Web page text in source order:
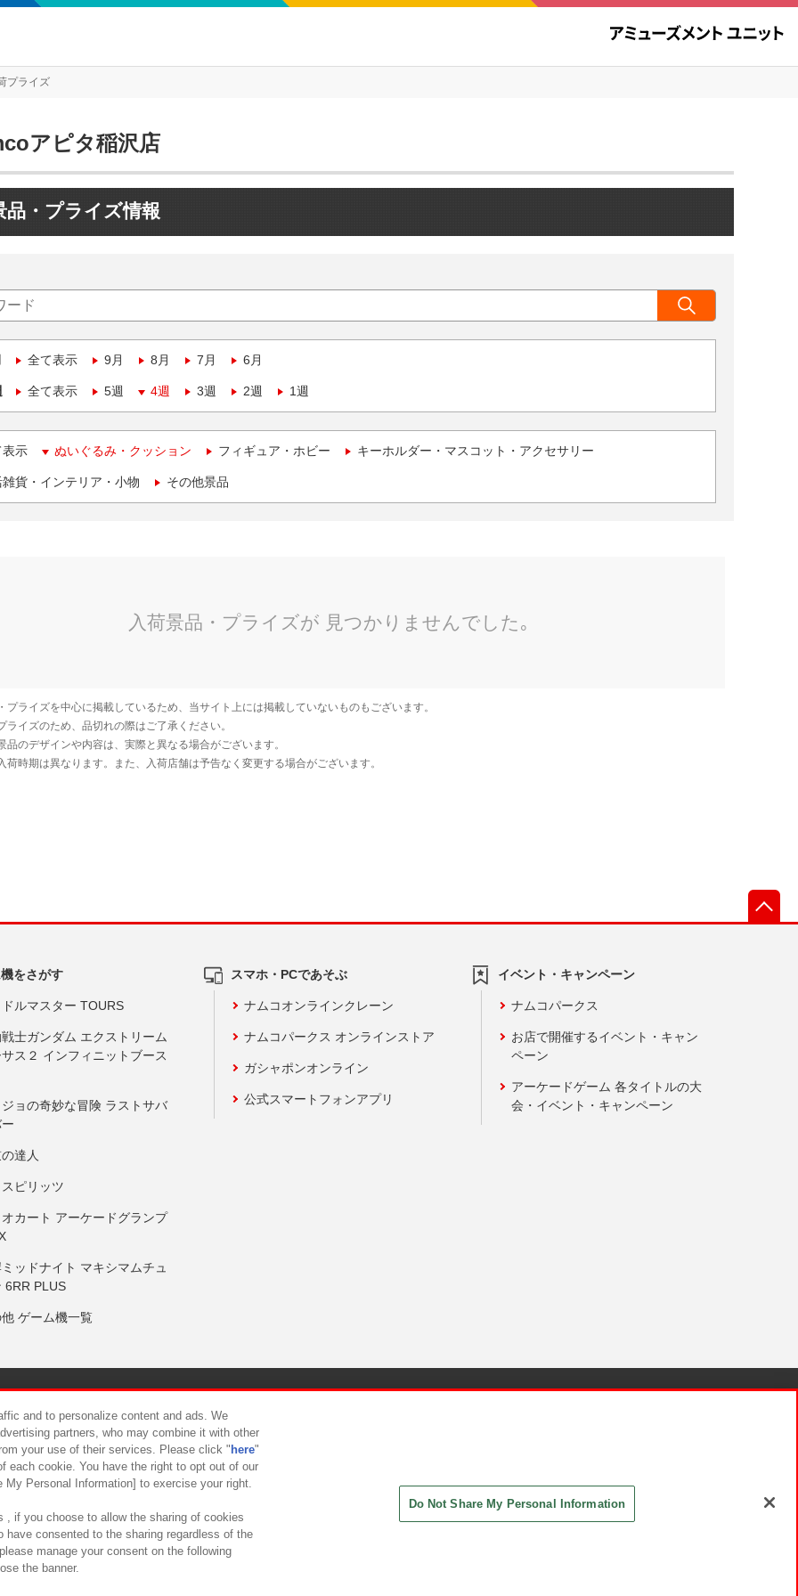
プライズ
アピタ稲沢店
品・プライズ情報
全て表示 9月 8月 7月 6月
全て表示 5週 4週 3週 2週 1週
表示 ぬいぐるみ・クッション フィギュア・ホビー キーホルダー・マスコット・アクセサリー
貨・インテリア・小物 その他景品
をさがす
ルマスター TOURS
士ガンダム エクストリーム
ス２ インフィニットブース
ョの奇妙な冒険 ラストサバ
達人
ピリッツ
カート アーケードグランプ
ッドナイト マキシマムチュ
6RR PLUS
ゲーム機一覧
スマホ・PCであそぶ
ナムコオンラインクレーン
ナムコパークス オンラインストア
ガシャポンオンライン
公式スマートフォンアプリ
イベント・キャンペーン
ナムコパークス
お店で開催するイベント・キャン
ペーン
アーケードゲーム 各タイトルの大
会・イベント・キャンペーン
について カスタマーハラスメント対応方針
and to personalize content and ads. We
partners, who may combine it with other
your use of their services. Please click " here"
each cookie. You have the right to opt out of our
Personal Information] to exercise your right.
, if you choose to allow the sharing of cookies
have consented to the sharing regardless of the
manage your consent on the following
the banner.
Do Not Share My Personal Information